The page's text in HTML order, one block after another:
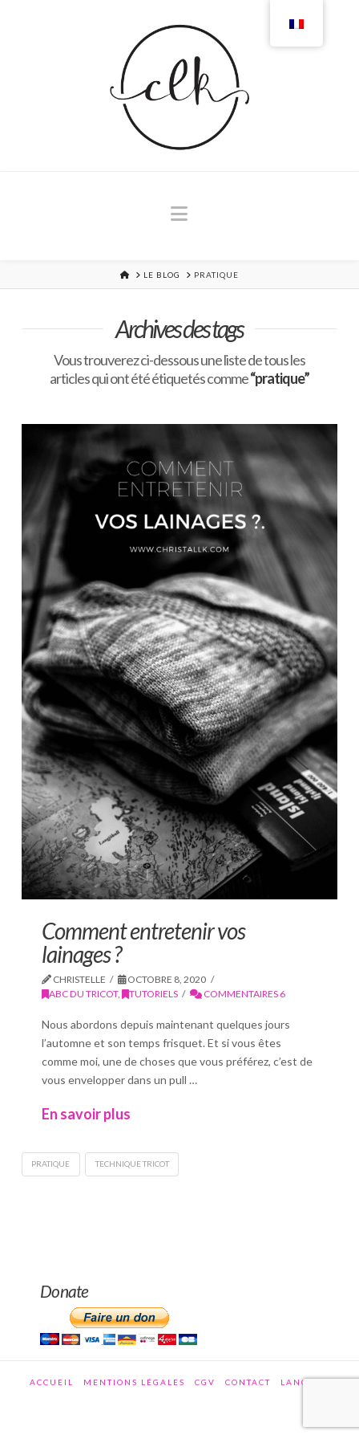
Navigation
MAISON
LE BLOG PRATIQUE
Archives des tags
Vous trouverez ci-dessous une liste de tous les
articles qui ont été étiquetés comme“pratique”
Comment entretenir vos
lainages ?
CHRISTELLE
OCTOBRE 8, 2020
ABC DU TRICOT, TUTORIELS COMMENTAIRES 6
Nous abordons depuis maintenant quelques jours
l’automne et son temps frisquet. Et si vous êtes
comme moi, une de choses que vous préférez, c’est de
vous envelopper dans un pull …
En savoir plus
PRATIQUE TECHNIQUE TRICOT
Donate
ACCUEIL MENTIONS LÉGALES CGV CONTACT LANGUES